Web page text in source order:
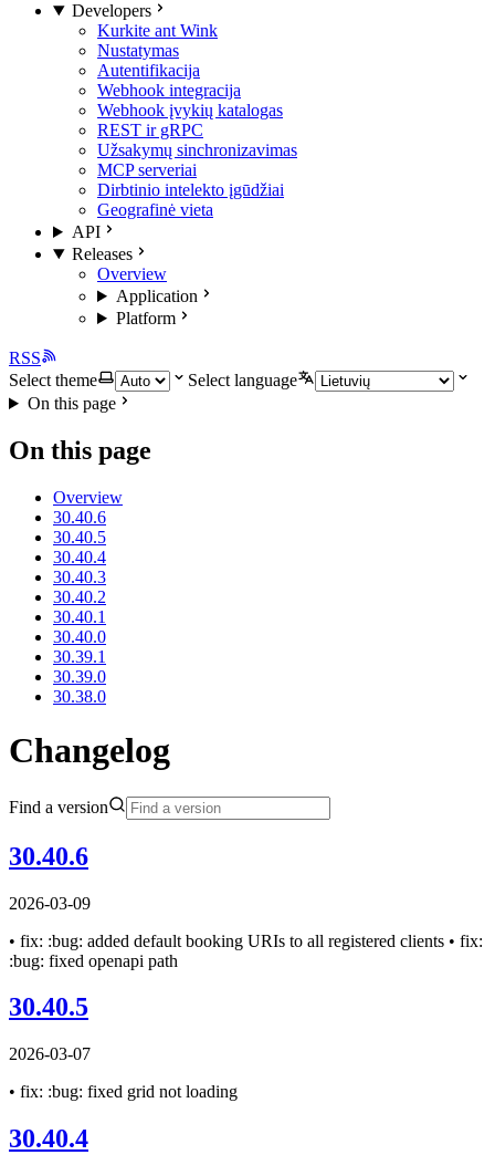
Developers
Kurkite ant Wink
Nustatymas
Autentifikacija
Webhook integracija
Webhook įvykių katalogas
REST ir gRPC
Užsakymų sinchronizavimas
MCP serveriai
Dirbtinio intelekto įgūdžiai
Geografinė vieta
API
Releases
Overview
Application
Platform
RSS
Select theme
Select language
On this page
On this page
Overview
30.40.6
30.40.5
30.40.4
30.40.3
30.40.2
30.40.1
30.40.0
30.39.1
30.39.0
30.38.0
Changelog
Find a version
30.40.6
2026-03-09
• fix: :bug: added default booking URIs to all registered clients • fix:
:bug: fixed openapi path
30.40.5
2026-03-07
• fix: :bug: fixed grid not loading
30.40.4